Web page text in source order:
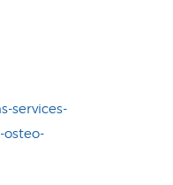
services-
osteo-